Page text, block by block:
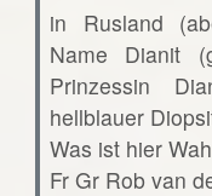
in Rusland
Name Dianit
Prinzessin
hellblauer
Was ist hier
Fr Gr Rob van